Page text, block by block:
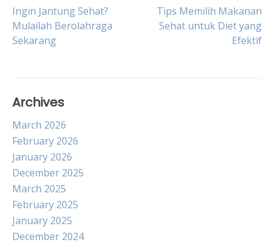
Post
navigation
Ingin Jantung Sehat?
Mulailah Berolahraga
Sekarang
Tips Memilih Makanan
Sehat untuk Diet yang
Efektif
Archives
March 2026
February 2026
January 2026
December 2025
March 2025
February 2025
January 2025
December 2024